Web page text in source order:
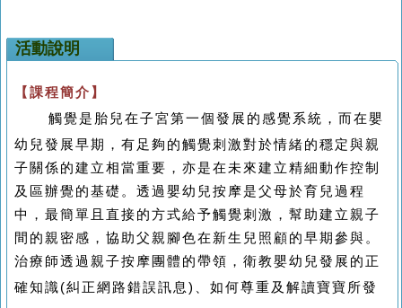
活動說明
【課程簡介】
觸覺是胎兒在子宮第一個發展的感覺系統，而在嬰
幼兒發展早期，有足夠的觸覺刺激對於情緒的穩定與親
子關係的建立相當重要，亦是在未來建立精細動作控制
及區辦覺的基礎。透過嬰幼兒按摩是父母於育兒過程
中，最簡單且直接的方式給予觸覺刺激，幫助建立親子
間的親密感，協助父親腳色在新生兒照顧的早期參與。
治療師透過親子按摩團體的帶領，衛教嬰幼兒發展的正
確知識(糾正網路錯誤訊息 )
、如何尊重及解讀寶寶所發